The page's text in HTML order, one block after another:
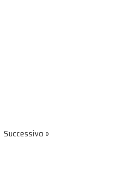
Successivo »